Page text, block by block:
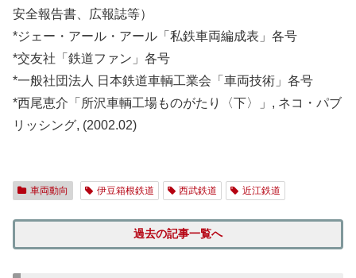
安全報告書、広報誌等）
*ジェー・アール・アール「私鉄車両編成表」各号
*交友社「鉄道ファン」各号
*一般社団法人 日本鉄道車輌工業会「車両技術」各号
*西尾恵介「所沢車輌工場ものがたり〈下〉」, ネコ・パブ
リッシング, (2002.02)
車両動向 伊豆箱根鉄道 西武鉄道 近江鉄道
過去の記事一覧へ